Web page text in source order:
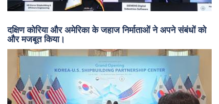
दक्षिण कोरिया और अमेरिका के जहाज निर्माताओं ने अपने संबंधों को
और मजबूत किया।